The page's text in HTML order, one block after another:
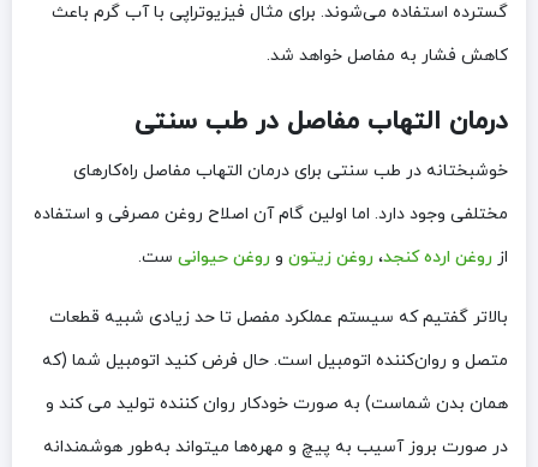
گسترده استفاده می‌شوند. برای مثال فیزیوتراپی با آب گرم باعث
کاهش فشار به مفاصل خواهد شد.
درمان التهاب مفاصل در طب سنتی
خوشبختانه در طب سنتی برای درمان التهاب مفاصل راه‌کارهای
مختلفی وجود دارد. اما اولین گام آن اصلاح روغن مصرفی و استفاده
از روغن ارده کنجد، روغن زیتون و روغن حیوانی ست.
بالاتر گفتیم که سیستم عملکرد مفصل تا حد زیادی شبیه قطعات
متصل و روان‌کننده اتومبیل است. حال فرض کنید اتومبیل شما (که
همان بدن شماست) به صورت خودکار روان کننده تولید می کند و
در صورت بروز آسیب به پیچ و مهره‌ها میتواند به‌طور هوشمندانه